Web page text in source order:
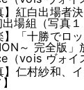
】紅白出場者
場組（写真１
】「十勝でロ
～ 完全版」
（vois ヴォイ
】仁村紗和、